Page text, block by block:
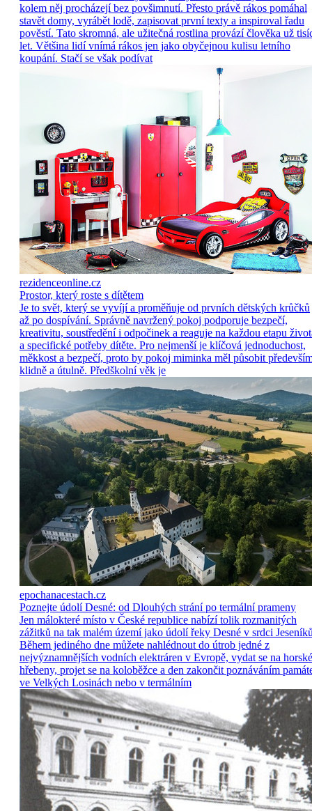
kolem něj procházejí bez povšimnutí. Přesto právě rákos pomáhal
stavět domy, vyrábět lodě, zapisovat první texty a inspiroval řadu
pověstí. Tato skromná, ale užitečná rostlina provází člověka už
let. Většina lidí vnímá rákos jen jako obyčejnou kulisu letního
koupání. Stačí se však podívat
rezidenceonline.cz
Prostor, který roste s dítětem
Je to svět, který se vyvíjí a proměňuje od prvních dětských krůčků
až po dospívání. Správně navržený pokoj podporuje bezpečí,
kreativitu, soustředění i odpočinek a reaguje na každou etapu
a specifické potřeby dítěte. Pro nejmenší je klíčová jednoduchost,
měkkost a bezpečí, proto by pokoj miminka měl působit
klidně a útulně. Předškolní věk je
epochanacestach.cz
Poznejte údolí Desné: od Dlouhých strání po termální prameny
Jen málokteré místo v České republice nabízí tolik rozmanitých
zážitků na tak malém území jako údolí řeky Desné v srdci
Během jediného dne můžete nahlédnout do útrob jedné z
nejvýznamnějších vodních elektráren v Evropě, vydat se na horské
hřebeny, projet se na koloběžce a den zakončit poznáváním
ve Velkých Losinách nebo v termálním